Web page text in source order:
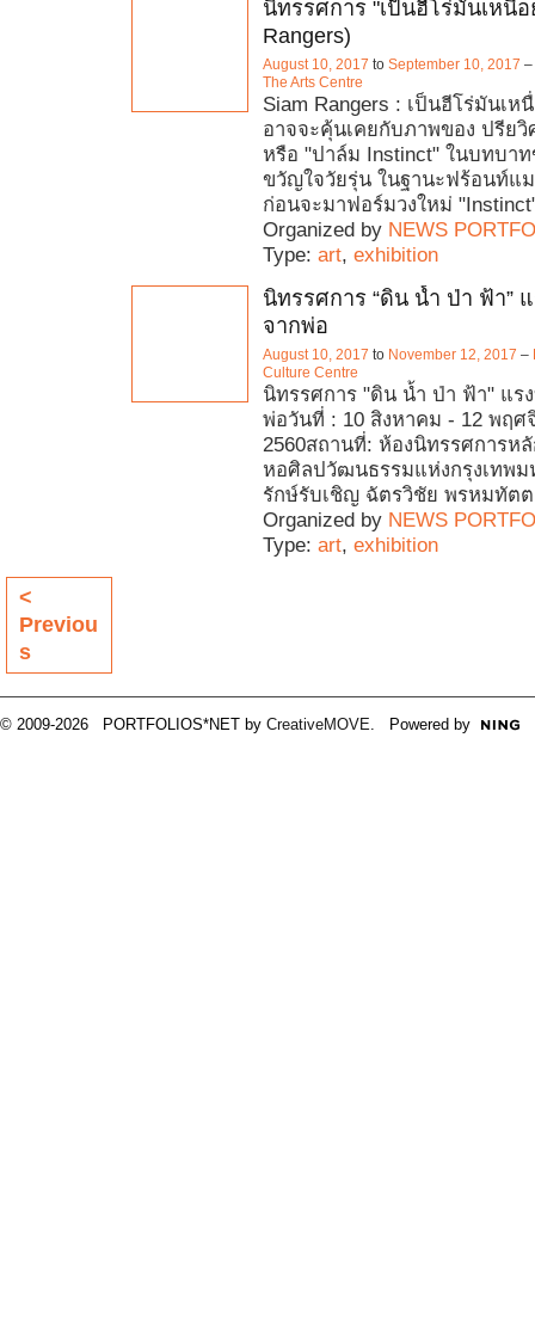
นิทรรศการ "เป็นฮีโร่มันเหนื่อ
Rangers)
August 10, 2017 to September 10, 2017 –
The Arts Centre‎
Siam Rangers : เป็นฮีโร่มันเห
อาจจะคุ้นเคยกับภาพของ ปรียวิ
หรือ "ปาล์ม Instinct" ในบทบาท
ขวัญใจวัยรุ่น ในฐานะฟร้อนท์แ
ก่อนจะมาฟอร์มวงใหม่
Organized by NEWS
Type: art, exhibition
นิทรรศการ “ดิน น้ำ ป่า ฟ้า”
จากพ่อ
August 10, 2017 to November 12, 2017 –
Culture Centre
นิทรรศการ "ดิน น้ำ ป่า ฟ้า" แร
พ่อวันที่ : 10 สิงหาคม - 12 พฤศ
2560สถานที่: ห้องนิทรรศการห
หอศิลปวัฒนธรรมแห่งกรุงเทพ
รักษ์รับเชิญ ฉัตรวิชัย พรหมทัตต
Organized by NEWS
Type: art, exhibition
<
Previou
s
© 2009-2026 PORTFOLIOS*NET by CreativeMOVE . Powered by